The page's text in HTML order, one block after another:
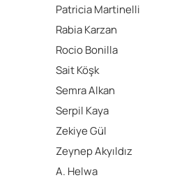
Patricia Martinelli
Rabia Karzan
Rocio Bonilla
Sait Köşk
Semra Alkan
Serpil Kaya
Zekiye Gül
Zeynep Akyıldız
A. Helwa